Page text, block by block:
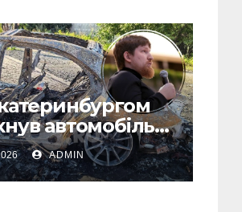
автомобіль
компанії-
дронів
– перші
ADMIN